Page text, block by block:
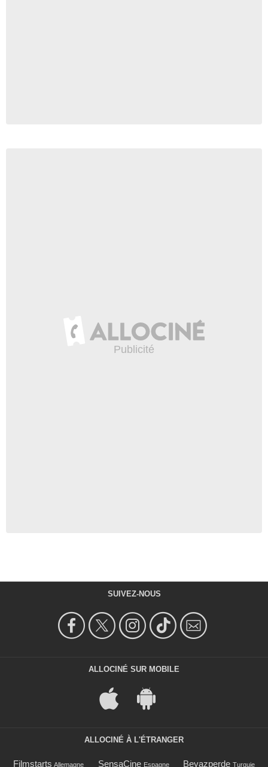
SUIVEZ-NOUS
ALLOCINÉ SUR MOBILE
ALLOCINÉ À L'ÉTRANGER
Filmstarts Allemagne SensaCine Espagne Beyazperde Turquie